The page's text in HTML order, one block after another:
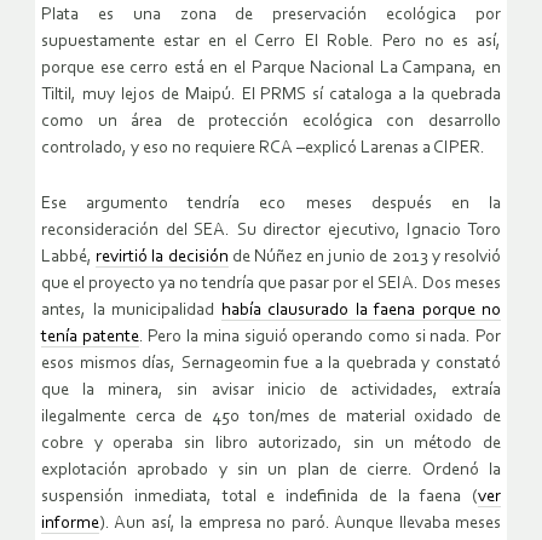
Plata es una zona de preservación ecológica por
supuestamente estar en el Cerro El Roble. Pero no es así,
porque ese cerro está en el Parque Nacional La Campana, en
Tiltil, muy lejos de Maipú. El PRMS sí cataloga a la quebrada
como un área de protección ecológica con desarrollo
controlado, y eso no requiere RCA –explicó Larenas a CIPER.
Ese argumento tendría eco meses después en la
reconsideración del SEA. Su director ejecutivo, Ignacio Toro
Labbé, revirtió la decisión de Núñez en junio de 2013 y resolvió
que el proyecto ya no tendría que pasar por el SEIA. Dos meses
antes, la municipalidad había clausurado la faena porque no
tenía patente. Pero la mina siguió operando como si nada. Por
esos mismos días, Sernageomin fue a la quebrada y constató
que la minera, sin avisar inicio de actividades, extraía
ilegalmente cerca de 450 ton/mes de material oxidado de
cobre y operaba sin libro autorizado, sin un método de
explotación aprobado y sin un plan de cierre. Ordenó la
suspensión inmediata, total e indefinida de la faena (ver
informe). Aun así, la empresa no paró. Aunque llevaba meses